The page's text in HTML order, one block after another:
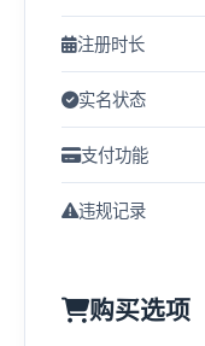
注册时长
实名状态
支付功能
违规记录
购买选项